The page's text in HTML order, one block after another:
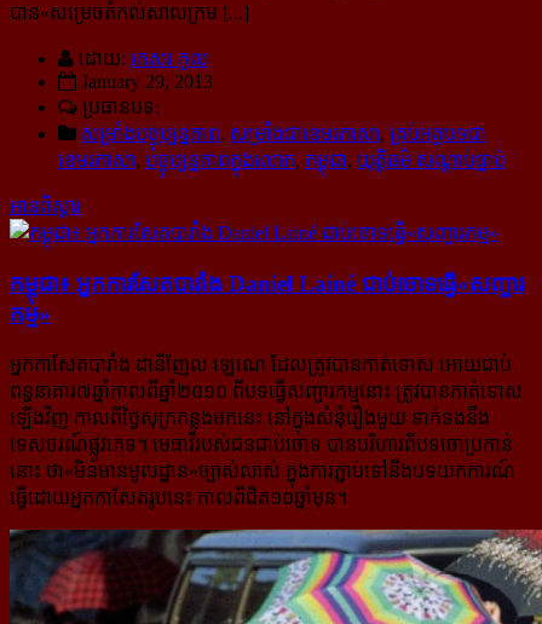
បាន«សម្រេចតំកល់សាលក្រម [...]
ដោយ: កេសរ កូល
January 29, 2013
ប្រធានបទ:
សម្រាំងបច្ចុប្បន្នភាព, សម្រាំងជាខេមរភាសា, គ្រប់អត្ថបទជា
ខេមរភាសា, បច្ចុប្បន្នភាពក្នុងលោក, កម្ពុជា, យុត្តិធម៌ សណ្ដាប់ធ្នាប់
អានពិស្ដារ
កម្ពុជា៖ អ្នក​ការសែត​បារាំង Daniel Lainé ជាប់​​ចោទ​ធ្វើ​«សញ្ចារ
កម្ម»
អ្នកកាសែតបារាំង ដានីញែល ឡេណេ ដែលត្រូវបានកាត់ទោស អោយជាប់
ពន្ធនាគារ​៧ឆ្នាំកាលពីឆ្នាំ២០១០ ពីបទ​ធ្វើ​សញ្ចារកម្មនោះ ត្រូវបានកាត់ទោស
ឡើងវិញ កាលពីថ្ងៃសុក្រកន្លងមកនេះ នៅក្នុងសំនុំរឿងមួយ ទាក់ទងនឹង​
ទេសចរណ៍​ផ្លូវភេទ។ មេធាវីរបស់ជនជាប់ចោទ បានបរិហារពីបទចោប្រកាន់
នោះ ថា«មិនមានមូលដ្ឋាន»​ច្បាស់​លាស់ ក្នុងការភ្ជាប់​ទៅនឹងបទយកការណ៍
ធ្វើដោយអ្នកកាសែតរូបនេះ កាលពីជិត១០ឆ្នាំមុន។